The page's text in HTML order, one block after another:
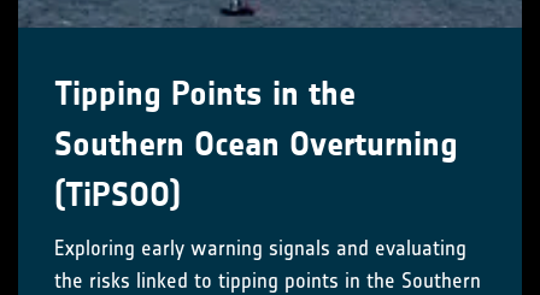
Tipping Points in the
Southern Ocean Overturning
(TiPSOO)
Exploring early warning signals and evaluating
the risks linked to tipping points in the Southern